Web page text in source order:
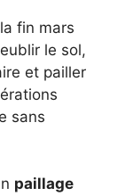
fin mars
le sol,
et pailler
sans
paillage